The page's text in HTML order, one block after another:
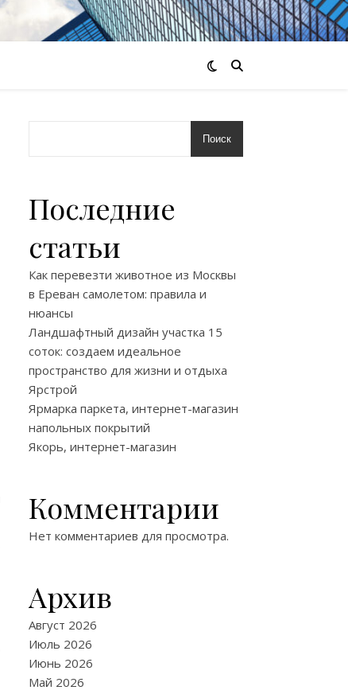
Поиск
Последние
статьи
Как перевезти животное из Москвы
в Ереван самолетом: правила и
нюансы
Ландшафтный дизайн участка 15
соток: создаем идеальное
пространство для жизни и отдыха
Ярстрой
Ярмарка паркета, интернет-магазин
напольных покрытий
Якорь, интернет-магазин
Комментарии
Нет комментариев для просмотра.
Архив
Август 2026
Июль 2026
Июнь 2026
Май 2026